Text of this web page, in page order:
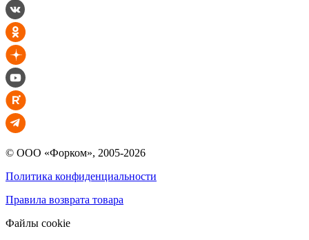
© ООО «Форком», 2005-2026
Политика конфиденциальности
Правила возврата товара
Файлы cookie